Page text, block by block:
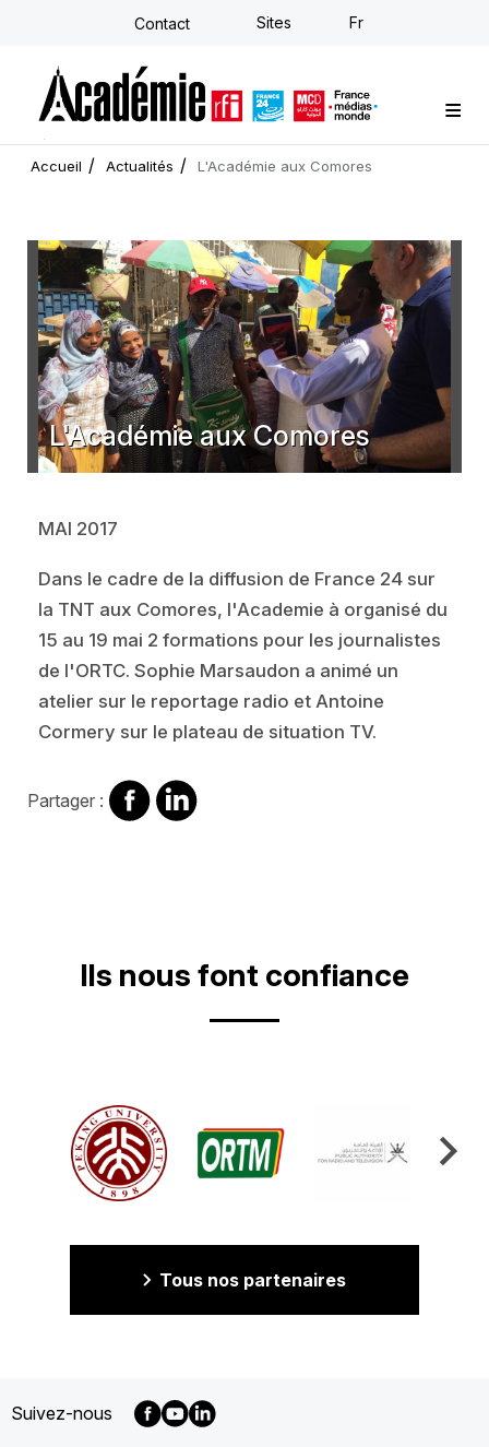
Aller
principal
Contact Sites Fr
Formations sur-mesure
Conseil stratégique
E-learning individuel
L'Académie
Actualités
Newsletter
Accueil Actualités L'Académie aux Comores
L'Académie aux Comores
MAI 2017
Dans le cadre de la diffusion de France 24 sur
la TNT aux Comores, l'Academie à organisé du
15 au 19 mai 2 formations pour les journalistes
de l'ORTC. Sophie Marsaudon a animé un
atelier sur le reportage radio et Antoine
Cormery sur le plateau de situation TV.
Partager : Partager
sur
Partager
sur
Ils nous font confiance
Tous nos partenaires
Suivez-nous